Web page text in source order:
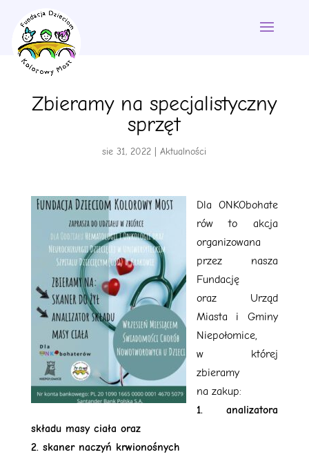
Zbieramy na specjalistyczny
sprzęt
sie 31, 2022 |Aktualności
Dla ONKObohate
rów to akcja
organizowana
przez nasza
Fundację
oraz Urząd
Miasta i Gminy
Niepołomice,
w której
zbieramy
na zakup:
1. analizatora
składu masy ciała oraz
2. skaner naczyń krwionośnych